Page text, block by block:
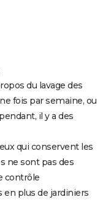
du lavage des
fois par semaine, ou
il y a des
qui conservent les
ne sont pas des
contrôle
en plus de jardiniers